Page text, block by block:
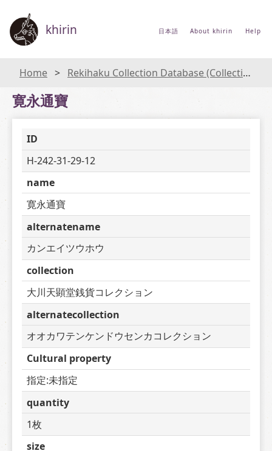
khirin 日本語 About khirin Help
Home Rekihaku Collection Database (Collections Database of the National Museum of Japanese History)
寛永通寶
ID
H-242-31-29-12
name
寛永通寶
alternatename
カンエイツウホウ
collection
大川天顕堂銭貨コレクション
alternatecollection
オオカワテンケンドウセンカコレクション
Cultural property
指定:未指定
quantity
1枚
size